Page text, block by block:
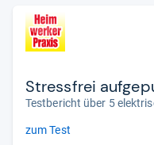
Stressfrei
Testbericht über 5
zum Test